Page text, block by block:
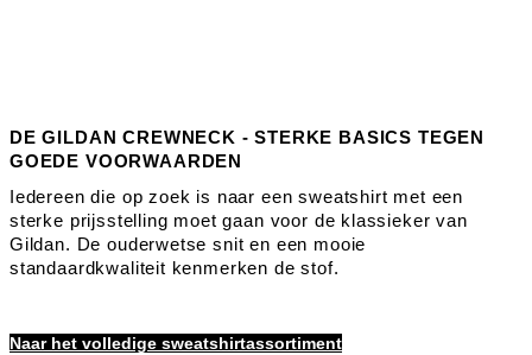
DE GILDAN CREWNECK - STERKE BASICS TEGEN
GOEDE VOORWAARDEN
Iedereen die op zoek is naar een sweatshirt met een
sterke prijsstelling moet gaan voor de klassieker van
Gildan. De ouderwetse snit en een mooie
standaardkwaliteit kenmerken de stof.
Naar het volledige sweatshirtassortiment